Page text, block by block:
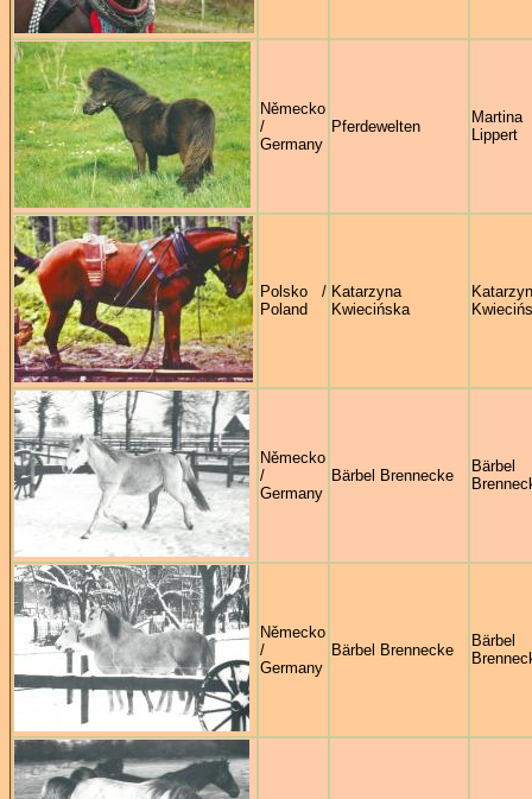
Německo
/
Germany
Pferdewelten
Martina
Lippert
Polsko /
Poland
Katarzyna
Kwiecińska
Německo
/
Germany
Bärbel Brennecke
Bärbel
Německo
/
Germany
Bärbel Brennecke
Bärbel